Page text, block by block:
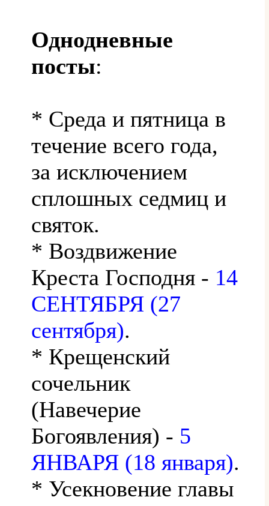
Однодневные
посты:
* Среда и пятница в
течение всего года,
за исключением
сплошных седмиц и
святок.
* Воздвижение
Креста Господня - 14
СЕНТЯБРЯ (27
сентября).
* Крещенский
сочельник
(Навечерие
Богоявления) - 5
ЯНВАРЯ (18 января).
* Усекновение главы